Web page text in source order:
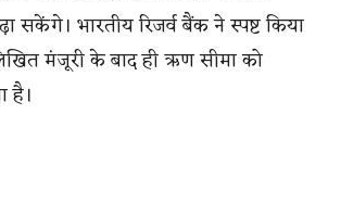
सकेंगे। भारतीय रिजर्व बैंक ने स्पष्ट किया
मंजूरी के बाद ही ऋण सीमा को
है।